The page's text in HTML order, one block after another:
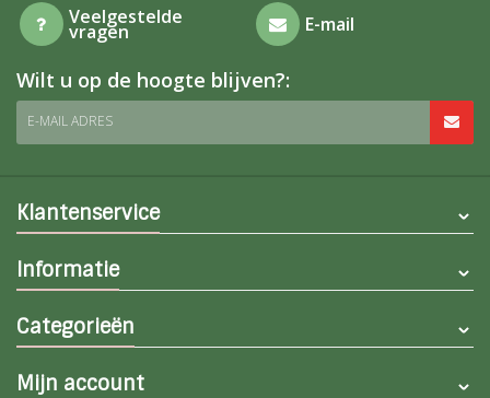
Veelgestelde
vragen E-mail
Wilt u op de hoogte blijven?:
E-MAIL ADRES
Klantenservice
Informatie
Categorieën
Mijn account